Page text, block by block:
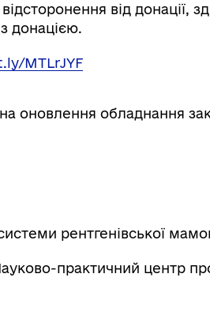
від донації,
донацією.
MTLrJYF
оновлення обладнання
рентгенівської
практичний центр